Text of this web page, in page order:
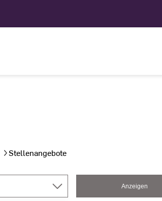
Stellenangebote
Anzeigen